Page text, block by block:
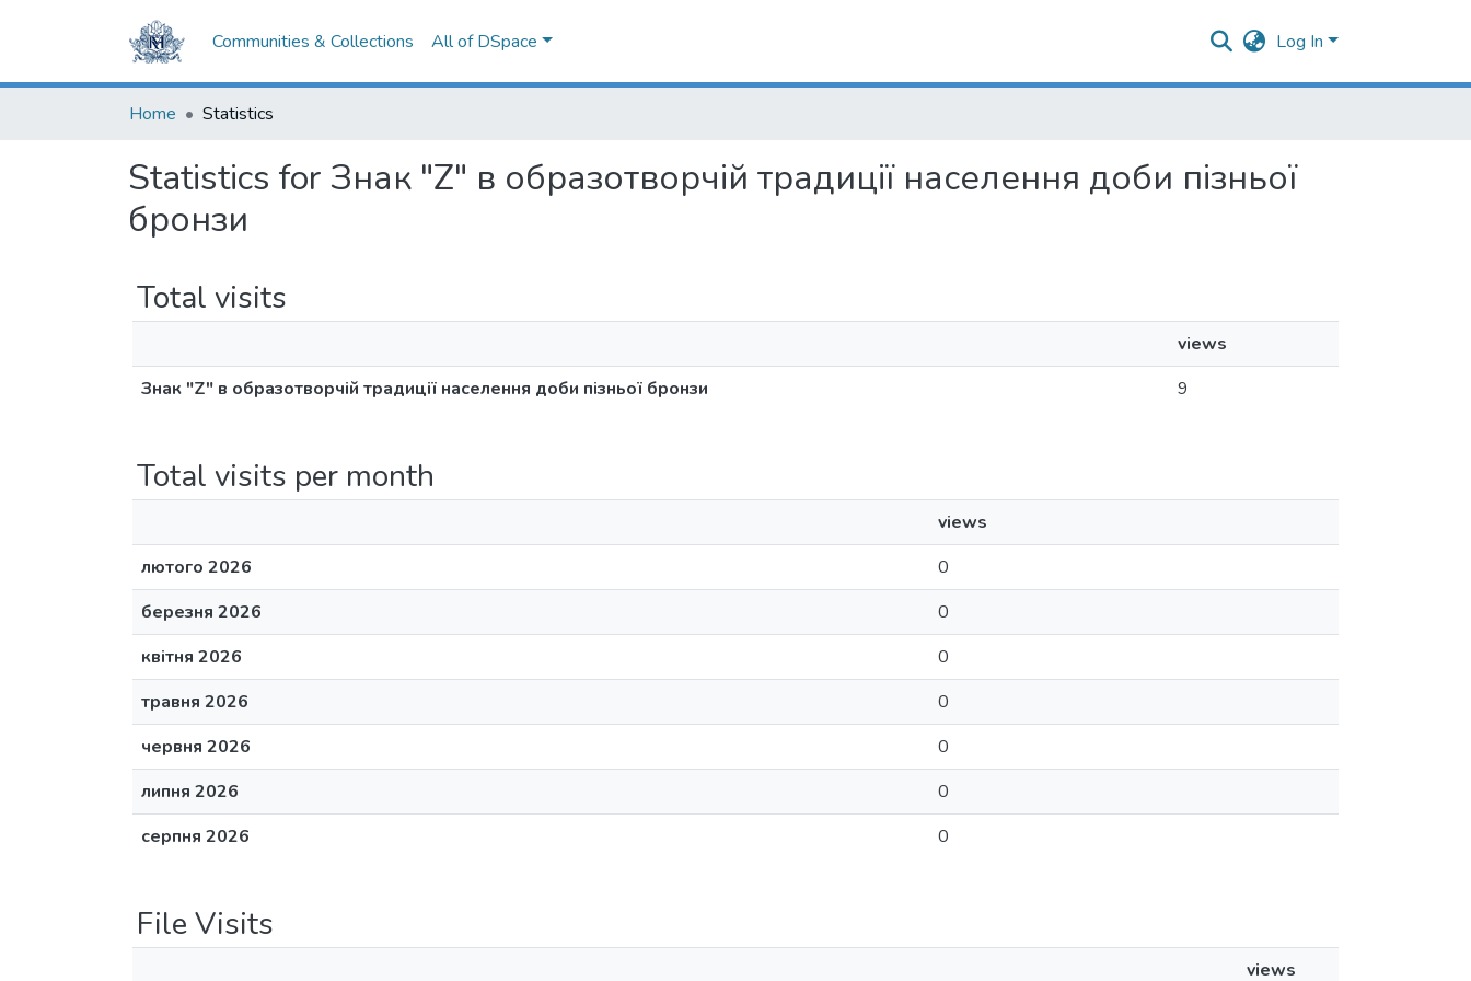
Communities & Collections All of DSpace Log In
Home Statistics
Statistics for Знак "Z" в образотворчій традиції населення доби пізньої
бронзи
Total visits
views
Знак "Z" в образотворчій традиції населення доби пізньої бронзи
9
Total visits per month
views
лютого 2026
0
березня 2026
0
квітня 2026
0
травня 2026
0
червня 2026
0
липня 2026
0
серпня 2026
0
File Visits
views